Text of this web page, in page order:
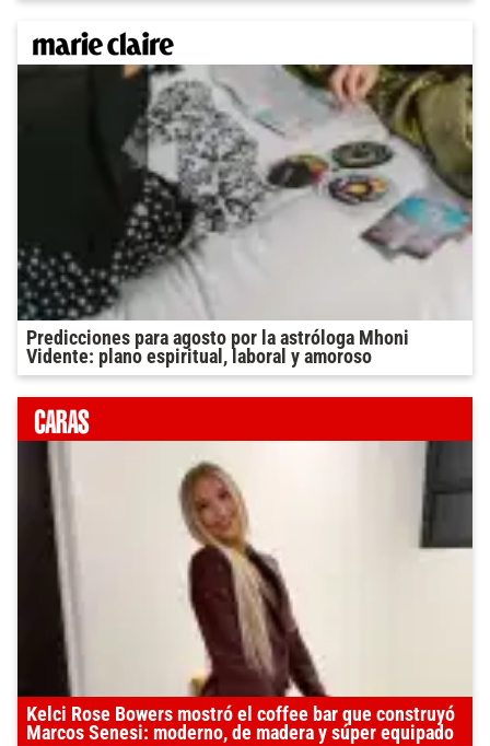
Predicciones para agosto por la astróloga Mhoni
Vidente: plano espiritual, laboral y amoroso
Kelci Rose Bowers mostró el coffee bar que construyó
Marcos Senesi: moderno, de madera y súper equipado